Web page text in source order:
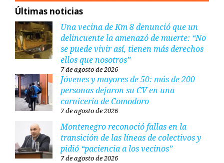
Últimas noticias
Una vecina de Km 8 denunció que un
delincuente la amenazó de muerte: “No
se puede vivir así, tienen más derechos
ellos que nosotros”
7 de agosto de 2026
Jóvenes y mayores de 50: más de 200
personas dejaron su CV en una
carnicería de Comodoro
7 de agosto de 2026
Montenegro reconoció fallas en la
transición de las líneas de colectivos y
pidió “paciencia a los vecinos”
7 de agosto de 2026